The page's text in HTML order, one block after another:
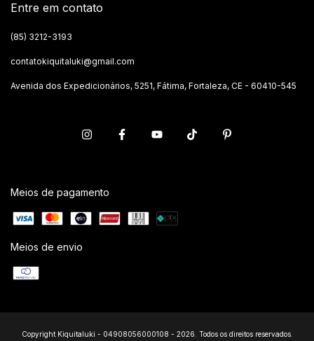
Entre em contato
(85) 3212-3193
contatokiquitaluki@gmail.com
Avenida dos Expedicionários, 5251, Fátima, Fortaleza, CE - 60410-545
Meios de pagamento
Meios de envio
Copyright Kiquitaluki - 04908056000108 - 2026. Todos os direitos reservados.